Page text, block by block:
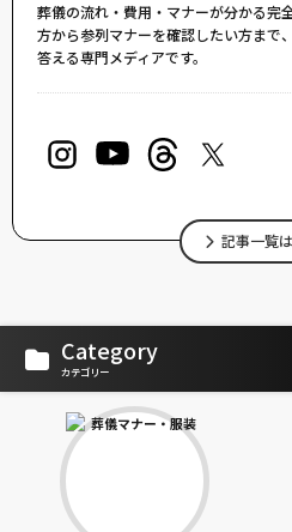
葬儀の流れ・費用・マナーが分かる完
方から参列マナーを確認したい方まで
答える専門メディアです。
記事一覧
Category
カテゴリー